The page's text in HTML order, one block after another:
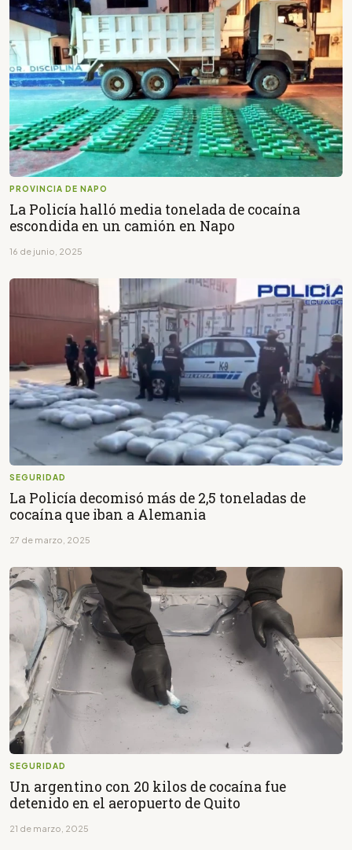
PROVINCIA DE NAPO
La Policía halló media tonelada de cocaína
escondida en un camión en Napo
16 de junio, 2025
SEGURIDAD
La Policía decomisó más de 2,5 toneladas de
cocaína que iban a Alemania
27 de marzo, 2025
SEGURIDAD
Un argentino con 20 kilos de cocaína fue
detenido en el aeropuerto de Quito
21 de marzo, 2025